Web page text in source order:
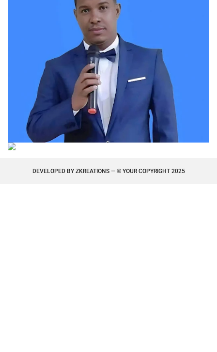
DEVELOPED BY ZKREATIONS— © YOUR COPYRIGHT 2025